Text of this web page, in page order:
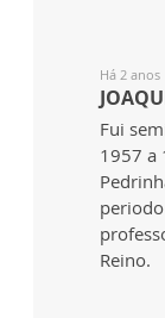
Há 2 anos
Fui
1957 a
Reino.